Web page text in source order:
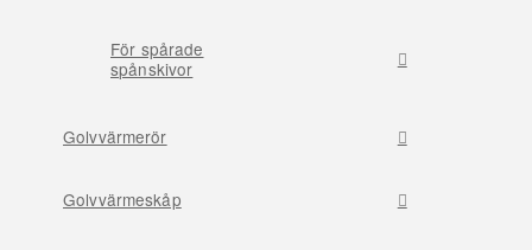
För spårade
spånskivor
Golvvärmerör
Golvvärmeskåp